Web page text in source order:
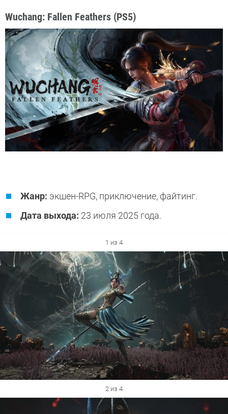
Wuchang: Fallen Feathers (PS5)
Жанр: экшен-RPG, приключение, файтинг.
Дата выхода: 23 июля 2025 года.
1 из 4
2 из 4